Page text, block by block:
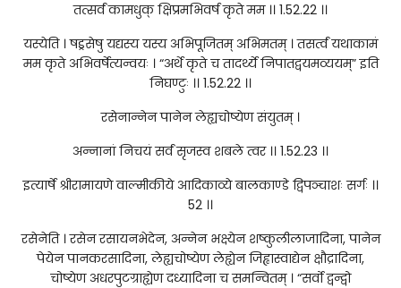
तत्सर्वं कामधुक् क्षिप्रमभिवर्ष कृते मम ।। 1.52.22 ।।
यस्येति । षड्रसेषु यद्यस्य यस्य अभिपूजितम् अभिमतम् । तसर्त्वं यथाकामं
मम कृते अभिवर्षेत्यन्वयः । “अर्थे कृते च तादर्थ्ये निपातद्वयमव्ययम्” इति
निघण्टुः ।। 1.52.22 ।।
रसेनान्नेन पानेन लेह्यचोष्येण संयुतम् ।
अन्नानां निचयं सर्वं सृजस्व शबले त्वर ।। 1.52.23 ।।
इत्यार्षे श्रीरामायणे वाल्मीकीये आदिकाव्ये बालकाण्डे द्विपञ्चाशः सर्गः ।।
52 ।।
रसेनेति । रसेन रसायनभेदेन, अन्नेन भक्ष्येन शष्कुलीलाजादिना, पानेन
पेयेन पानकरसादिना, लेह्यचोष्येण लेह्येन जिह्वास्वाद्येन क्षौद्रादिना,
चोष्येण अधरपुटग्राह्येण दध्यादिना च समन्वितम् । “सर्वो द्वन्द्वो